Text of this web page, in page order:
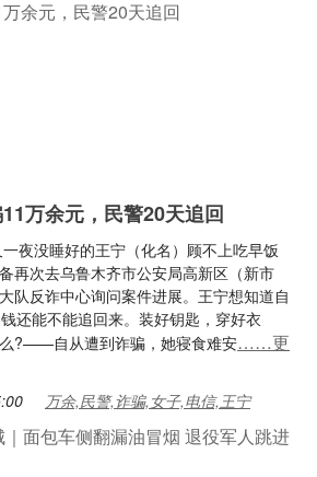
万余元，民警20天追回
夜没睡好的王宁（化名）顾不上吃早饭
再次去乌鲁木齐市公安局高新区（新市
队反诈中心询问案件进展。王宁想知道自
还能不能追回来。装好钥匙，穿好衣
?——自从遭到诈骗，她寝食难安……更
万余,民警,诈骗,女子,电信,王宁